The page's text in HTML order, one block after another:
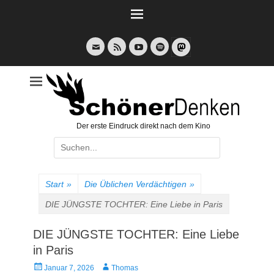
E-
Mail
Feed YouTubeSpotify
Der erste Eindruck direkt nach dem Kino
Suche
nach:
Start » Die Üblichen Verdächtigen »
DIE JÜNGSTE TOCHTER: Eine Liebe in Paris
DIE JÜNGSTE TOCHTER: Eine Liebe
in Paris
Veröffentlicht
Januar 7, 2026 AutorThomas